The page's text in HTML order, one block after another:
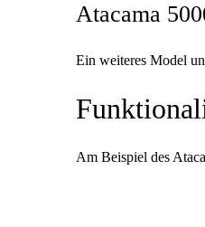
Atacama
Ein weiteres Model
Am Beispiel des